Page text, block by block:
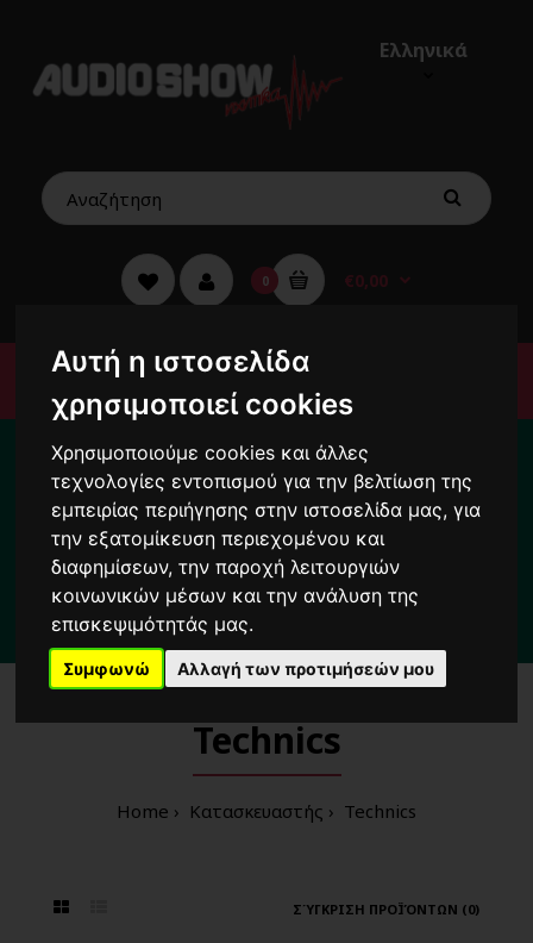
Αυτή η ιστοσελίδα
χρησιμοποιεί cookies
Χρησιμοποιούμε cookies και άλλες
τεχνολογίες εντοπισμού για την βελτίωση της
εμπειρίας περιήγησης στην ιστοσελίδα μας, για
την εξατομίκευση περιεχομένου και
διαφημίσεων, την παροχή λειτουργιών
κοινωνικών μέσων και την ανάλυση της
επισκεψιμότητάς μας.
Συμφωνώ Αλλαγή των προτιμήσεών μου
Ελληνικά
0 €0,00
Μενού
παραγγελίες σας ενδέχεται να
καθυστερήσουν !
Για κάθε σας απορία καλέστε μας στο:
2104222000
3 λεπτάαπό τη στάση μετρό
Technics
Home Κατασκευαστής Technics
ΣΎΓΚΡΙΣΗ ΠΡΟΪΌΝΤΩΝ (0)